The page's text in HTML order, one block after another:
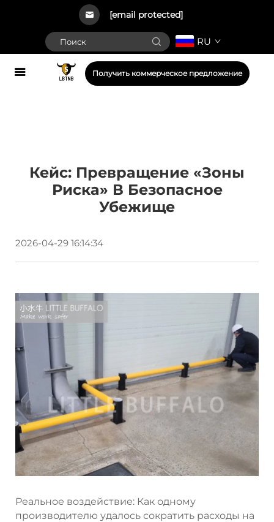
[email protected]
RU
Получить коммерческое предложение
Кейс: Превращение «зоны
Риска» В Безопасное
Убежище
2026-04-29 16:14:34
Реальное воздействие: Как одному
производителю удалось сократить расходы на